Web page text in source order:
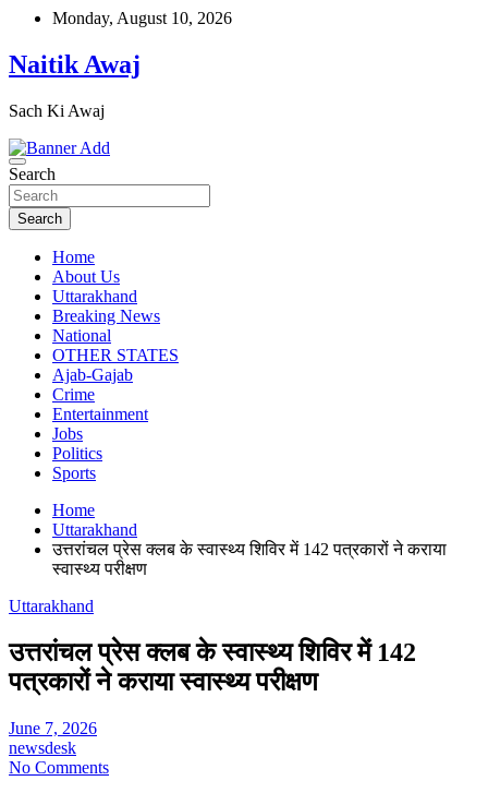
Skip
content
Monday, August 10, 2026
Naitik Awaj
Sach Ki Awaj
Search
Search
Home
About Us
Uttarakhand
Breaking News
National
OTHER STATES
Ajab-Gajab
Crime
Entertainment
Jobs
Politics
Sports
Home
Uttarakhand
उत्तरांचल प्रेस क्लब के स्वास्थ्य शिविर में 142 पत्रकारों ने कराया
स्वास्थ्य परीक्षण
Uttarakhand
उत्तरांचल प्रेस क्लब के स्वास्थ्य शिविर में 142
पत्रकारों ने कराया स्वास्थ्य परीक्षण
June 7, 2026
newsdesk
No Comments